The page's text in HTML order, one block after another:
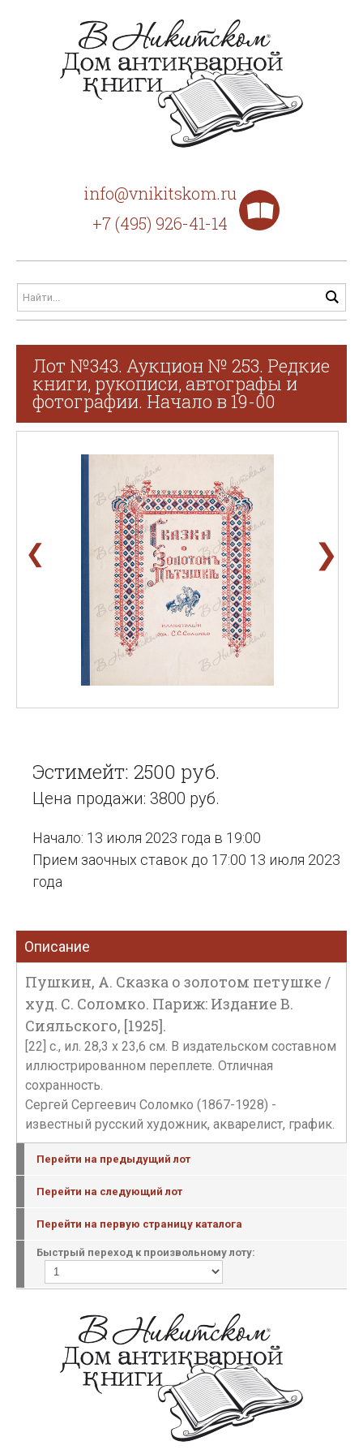
info@vnikitskom.ru
+7 (495) 926-41-14
Лот №343. Аукцион № 253. Редкие
книги, рукописи, автографы и
фотографии. Начало в 19-00
❮ ❯
Эстимейт: 2500 руб.
Цена продажи: 3800 руб.
Начало: 13 июля 2023 года в 19:00
Прием заочных ставок до 17:00 13 июля 2023
года
Описание
Пушкин, А. Сказка о золотом петушке /
худ. С. Соломко. Париж: Издание В.
Сияльского, [1925].
[22] с., ил. 28,3 х 23,6 см. В издательском составном
иллюстрированном переплете. Отличная
сохранность.
Сергей Сергеевич Соломко (1867-1928) -
известный русский художник, акварелист, график.
Перейти на предыдущий лот
Перейти на следующий лот
Перейти на первую страницу каталога
Быстрый переход к произвольному лоту: